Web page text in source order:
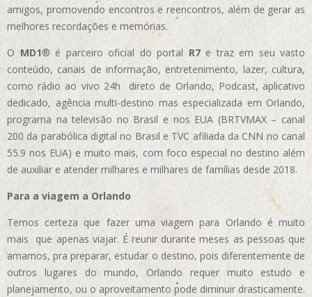
amigos, promovendo encontros e reencontros, além de gerar as
melhores recordações e memórias.
OMD1® é parceiro oficial do portal R7e traz em seu vasto
conteúdo, canais de informação, entretenimento, lazer, cultura,
como rádio ao vivo 24h direto de Orlando, Podcast, aplicativo
dedicado, agência multi-destino mas especializada em Orlando,
programa na televisão no Brasil e nos EUA (BRTVMAX – canal
200 da parabólica digital no Brasil e TVC afiliada da CNN no canal
55.9 nos EUA) e muito mais, com foco especial no destino além
de auxiliar e atender milhares e milhares de famílias desde 2018.
Para a viagem a Orlando
Temos certeza que fazer uma viagem para Orlando é muito
mais que apenas viajar. É reunir durante meses as pessoas que
amamos, pra preparar, estudar o destino, pois diferentemente de
outros lugares do mundo, Orlando requer muito estudo e
planejamento, ou o aproveitamento pode diminuir drasticamente.